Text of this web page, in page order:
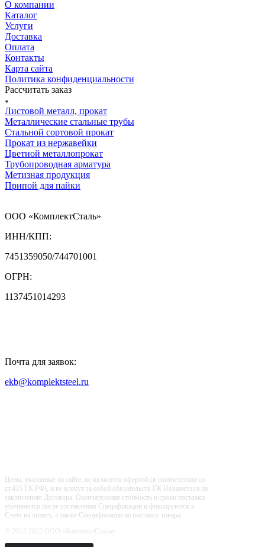
О компании
Каталог
Услуги
Доставка
Оплата
Контакты
Карта сайта
Политика конфиденциальности
Рассчитать заказ
Листовой металл, прокат
Металлические стальные трубы
Стальной сортовой прокат
Прокат из нержавейки
Цветной металлопрокат
Трубопроводная арматура
Метизная продукция
Припой для пайки
ООО «КомплектСталь»
ИНН/КПП:
7451359050/744701001
ОГРН:
1137451014293
Почта для заявок:
ekb@komplektsteel.ru
Цены, указанные на сайте, не являются офертой (в соответствии со
ст.435 ГК РФ), и не влекут за собой обязательств ГК Новаметалл по
заключению Договора. Окончательная стоимость и сроки поставки
уточняются после составления Спецификации и фиксируются в
Счете на оплату, а также Спецификации на поставку товара.
© 2013-2022 ООО «КомплектСталь»